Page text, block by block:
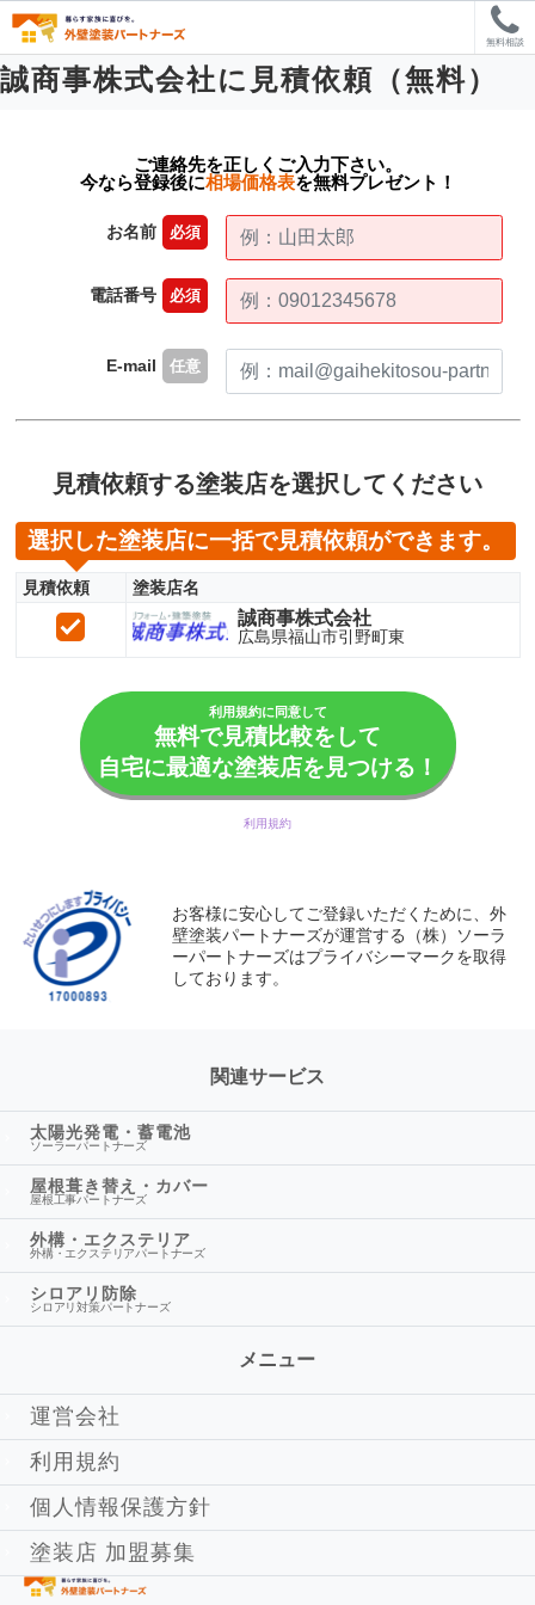
無料相談
誠商事株式会社に見積依頼（無料）
ご連絡先を正しくご入力下さい。
今なら登録後に相場価格表を無料プレゼント！
お名前 必須
電話番号 必須
E-mail 任意
見積依頼する塗装店を選択してください
選択した塗装店に一括で見積依頼ができます。
見積依頼 塗装店名
誠商事株式会社
広島県福山市引野町東
利用規約に同意して
無料で見積比較をして
自宅に最適な塗装店を見つける！
利用規約
お客様に安心してご登録いただくために、外
壁塗装パートナーズが運営する（株）ソーラ
ーパートナーズはプライバシーマークを取得
しております。
運営会社
利用規約
個人情報保護方針
塗装店 加盟募集
関連サービス
太陽光発電・蓄電池
ソーラーパートナーズ
屋根葺き替え・カバー
屋根工事パートナーズ
外構・エクステリア
外構・エクステリアパートナーズ
シロアリ防除
シロアリ対策パートナーズ
メニュー